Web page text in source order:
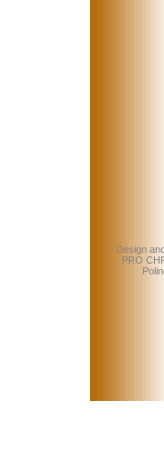
Design
PRO